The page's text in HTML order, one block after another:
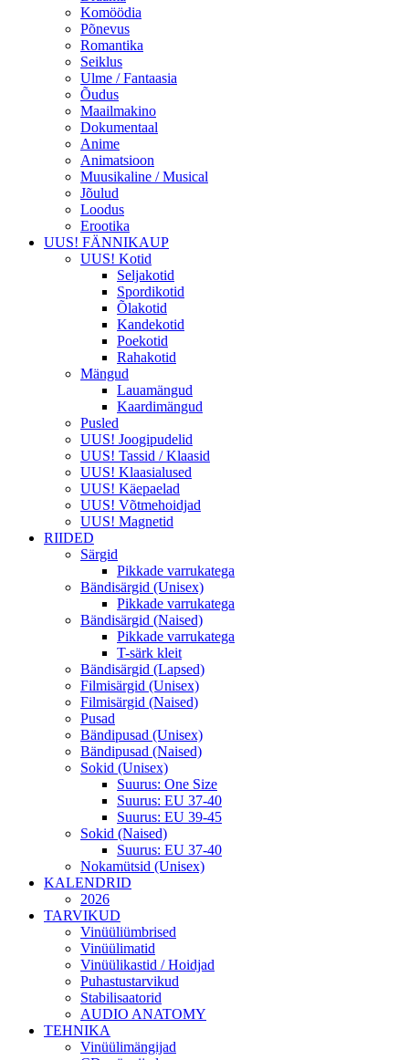
Komöödia
Põnevus
Romantika
Seiklus
Ulme / Fantaasia
Õudus
Maailmakino
Dokumentaal
Anime
Animatsioon
Muusikaline / Musical
Jõulud
Loodus
Erootika
UUS! FÄNNIKAUP
UUS! Kotid
Seljakotid
Spordikotid
Õlakotid
Kandekotid
Poekotid
Rahakotid
Mängud
Lauamängud
Kaardimängud
Pusled
UUS! Joogipudelid
UUS! Tassid / Klaasid
UUS! Klaasialused
UUS! Käepaelad
UUS! Võtmehoidjad
UUS! Magnetid
RIIDED
Särgid
Pikkade varrukatega
Bändisärgid (Unisex)
Pikkade varrukatega
Bändisärgid (Naised)
Pikkade varrukatega
T-särk kleit
Bändisärgid (Lapsed)
Filmisärgid (Unisex)
Filmisärgid (Naised)
Pusad
Bändipusad (Unisex)
Bändipusad (Naised)
Sokid (Unisex)
Suurus: One Size
Suurus: EU 37-40
Suurus: EU 39-45
Sokid (Naised)
Suurus: EU 37-40
Nokamütsid (Unisex)
KALENDRID
2026
TARVIKUD
Vinüüliümbrised
Vinüülimatid
Vinüülikastid / Hoidjad
Puhastustarvikud
Stabilisaatorid
AUDIO ANATOMY
TEHNIKA
Vinüülimängijad